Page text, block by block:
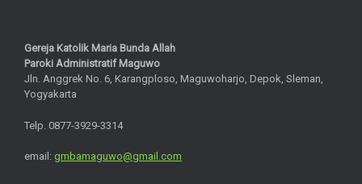
Gereja Katolik Maria Bunda Allah
Paroki Administratif Maguwo
Jln. Anggrek No. 6, Karangploso, Maguwoharjo, Depok, Sleman,
Yogyakarta
Telp. 0877-3929-3314
email: gmbamaguwo@gmail.com